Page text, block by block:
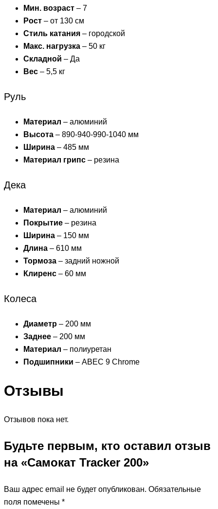
Мин. возраст – 7
Рост – от 130 см
Стиль катания – городской
Макс. нагрузка – 50 кг
Складной – Да
Вес – 5,5 кг
Руль
Материал – алюминий
Высота – 890-940-990-1040 мм
Ширина – 485 мм
Материал грипс – резина
Дека
Материал – алюминий
Покрытие – резина
Ширина – 150 мм
Длина – 610 мм
Тормоза – задний ножной
Клиренс – 60 мм
Колеса
Диаметр – 200 мм
Заднее – 200 мм
Материал – полиуретан
Подшипники – ABEC 9 Chrome
Отзывы
Отзывов пока нет.
Будьте первым, кто оставил отзыв
на «Самокат Tracker 200»
Ваш адрес email не будет опубликован. Обязательные
поля помечены *